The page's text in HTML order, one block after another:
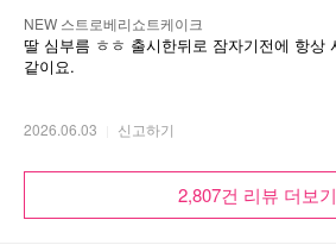
NEW 스트로베리쇼트케이크
딸 심부름 ㅎㅎ 출시한뒤로 잠자기전에 항상 사용하는거
같이요.
2026.06.03 신고하기
2,807건 리뷰 더보기